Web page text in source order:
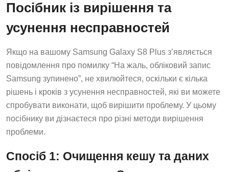
Посібник із вирішення та
усунення несправностей
Якщо на вашому Samsung Galaxy S8 Plus з’являється
повідомлення про помилку “На жаль, обліковий запис
Samsung зупинено”, не хвилюйтеся, оскільки є кілька
рішень і кроків з усунення несправностей, які ви можете
спробувати виконати, щоб вирішити проблему. У цьому
посібнику ви дізнаєтеся про різні методи вирішення
проблеми.
Спосіб 1: Очищення кешу та даних